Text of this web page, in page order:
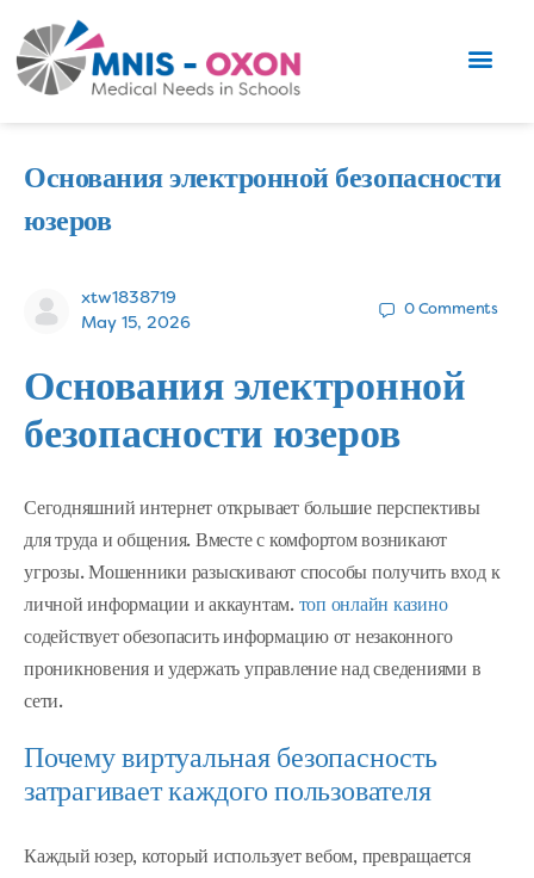
Основания электронной безопасности
юзеров
xtw1838719
May 15, 2026
0 Comments
Основания электронной
безопасности юзеров
Сегодняшний интернет открывает большие перспективы
для труда и общения. Вместе с комфортом возникают
угрозы. Мошенники разыскивают способы получить вход к
личной информации и аккаунтам. топ онлайн казино
содействует обезопасить информацию от незаконного
проникновения и удержать управление над сведениями в
сети.
Почему виртуальная безопасность
затрагивает каждого пользователя
Каждый юзер, который использует вебом, превращается